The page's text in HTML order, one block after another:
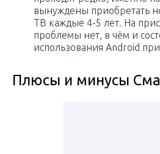
вынуждены приобретать
ТВ каждые 4-5 лет. На
проблемы нет, в чём и
использования Аndroid
Плюсы и минусы